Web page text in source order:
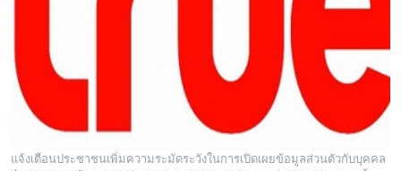
แจ้งเตือนประชาชนเพิ่มความระมัดระวังในการเปิดเผยข้อมูลส่วนตัวกับบุคคล